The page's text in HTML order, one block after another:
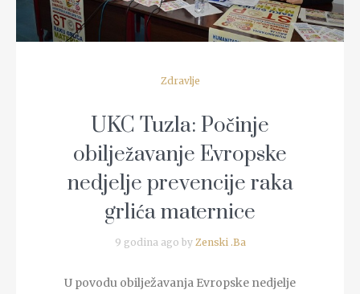
Zdravlje
UKC Tuzla: Počinje
obilježavanje Evropske
nedjelje prevencije raka
grlića maternice
9 godina ago by Zenski .Ba
U povodu obilježavanja Evropske nedjelje